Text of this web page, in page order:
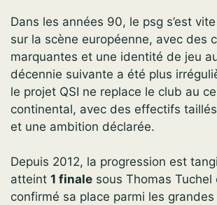
Dans les années 90, le psg s’est
sur la scène européenne, avec des
marquantes et une identité de jeu
décennie suivante a été plus
le projet QSI ne replace le club au
continental, avec des effectifs taillés
et une ambition déclarée.
Depuis 2012, la progression est
atteint 1 finale sous Thomas Tuchel
confirmé sa place parmi les